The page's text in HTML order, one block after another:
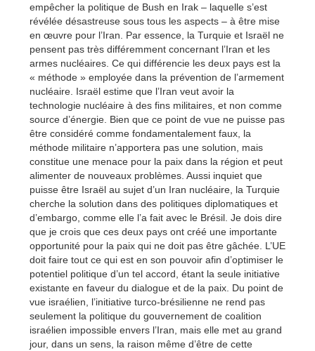
empêcher la politique de Bush en Irak – laquelle s’est
révélée désastreuse sous tous les aspects – à être mise
en œuvre pour l’Iran. Par essence, la Turquie et Israël ne
pensent pas très différemment concernant l’Iran et les
armes nucléaires. Ce qui différencie les deux pays est la
« méthode » employée dans la prévention de l’armement
nucléaire. Israël estime que l’Iran veut avoir la
technologie nucléaire à des fins militaires, et non comme
source d’énergie. Bien que ce point de vue ne puisse pas
être considéré comme fondamentalement faux, la
méthode militaire n’apportera pas une solution, mais
constitue une menace pour la paix dans la région et peut
alimenter de nouveaux problèmes. Aussi inquiet que
puisse être Israël au sujet d’un Iran nucléaire, la Turquie
cherche la solution dans des politiques diplomatiques et
d’embargo, comme elle l’a fait avec le Brésil. Je dois dire
que je crois que ces deux pays ont créé une importante
opportunité pour la paix qui ne doit pas être gâchée. L’UE
doit faire tout ce qui est en son pouvoir afin d’optimiser le
potentiel politique d’un tel accord, étant la seule initiative
existante en faveur du dialogue et de la paix. Du point de
vue israélien, l’initiative turco-brésilienne ne rend pas
seulement la politique du gouvernement de coalition
israélien impossible envers l’Iran, mais elle met au grand
jour, dans un sens, la raison même d’être de cette